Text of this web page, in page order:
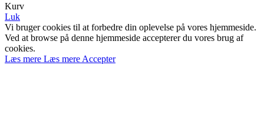
Kurv
Luk
Vi bruger cookies til at forbedre din oplevelse på vores hjemmeside.
Ved at browse på denne hjemmeside accepterer du vores brug af
cookies.
Læs mere Læs mere Accepter